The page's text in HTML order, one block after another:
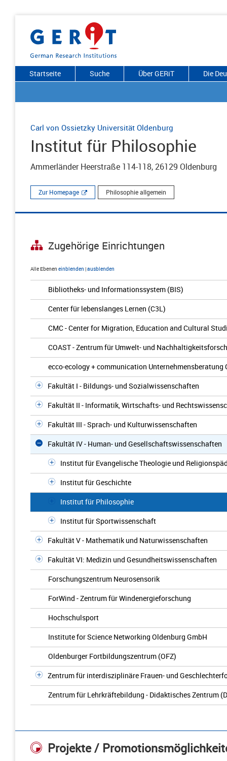
Startseite Suche Über GERiT Die
Carl von Ossietzky Universität Oldenburg
Institut für Philosophie
Ammerländer Heerstraße 114-118, 26129 Oldenburg
Zur Homepage Philosophie allgemein
Zugehörige Einrichtungen
Alle Ebenen einblenden |ausblenden
Bibliotheks- und Informationssystem (BIS)
Center für lebenslanges Lernen (C3L)
CMC - Center for Migration, Education and Cultural
COAST - Zentrum für Umwelt- und
ecco-ecology + communication Unternehmensberatung
Fakultät I - Bildungs- und Sozialwissenschaften
Fakultät II - Informatik, Wirtschafts- und
Fakultät III - Sprach- und Kulturwissenschaften
Fakultät IV - Human- und Gesellschaftswissenschaften
Institut für Evangelische Theologie und
Institut für Geschichte
Institut für Philosophie
Institut für Sportwissenschaft
Fakultät V - Mathematik und Naturwissenschaften
Fakultät VI: Medizin und Gesundheitswissenschaften
Forschungszentrum Neurosensorik
ForWind - Zentrum für Windenergieforschung
Hochschulsport
Institute for Science Networking Oldenburg GmbH
Oldenburger Fortbildungszentrum (OFZ)
Zentrum für interdisziplinäre Frauen- und
Zentrum für Lehrkräftebildung - Didaktisches Zentrum
Projekte /